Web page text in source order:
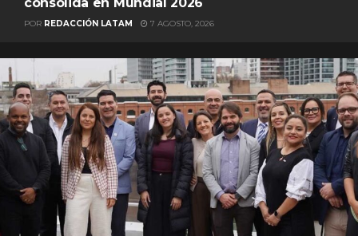
POR REDACCIÓN LATAM 7 AGOSTO, 2026